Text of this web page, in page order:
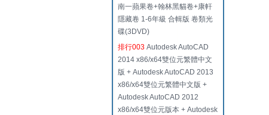
南一蘋果卷+翰林黑貓卷+康軒
隱藏卷 1-6年級 合輯版 卷類光
碟(3DVD)
排行003 Autodesk AutoCAD
2014 x86/x64雙位元繁體中文
版 + Autodesk AutoCAD 2013
x86/x64雙位元繁體中文版 +
Autodesk AutoCAD 2012
x86/x64雙位元版本 + Autodesk